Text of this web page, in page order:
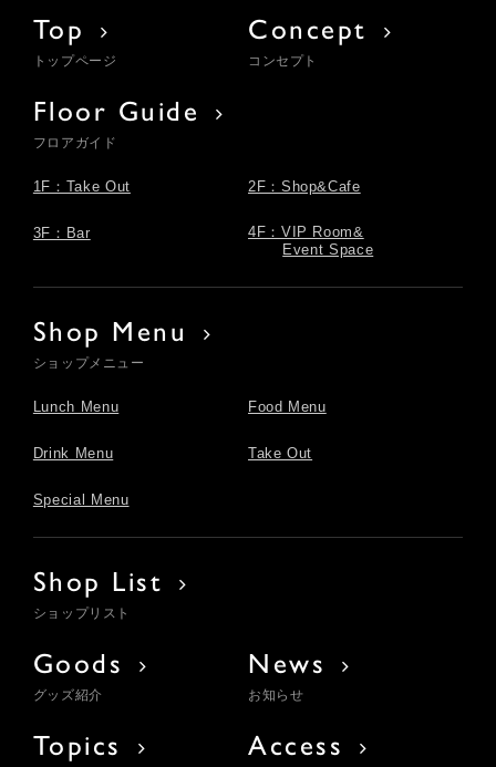
Top
トップページ
Concept
コンセプト
Floor Guide
フロアガイド
1F：Take Out 2F：Shop&Cafe
3F：Bar
4F：VIP Room&
Event Space
Shop Menu
ショップメニュー
Lunch Menu Food Menu
Drink Menu Take Out
Special Menu
Shop List
ショップリスト
Goods
グッズ紹介
News
お知らせ
Topics Access